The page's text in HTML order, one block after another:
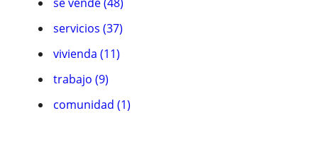
servicios (37)
vivienda (11)
trabajo (9)
comunidad (1)